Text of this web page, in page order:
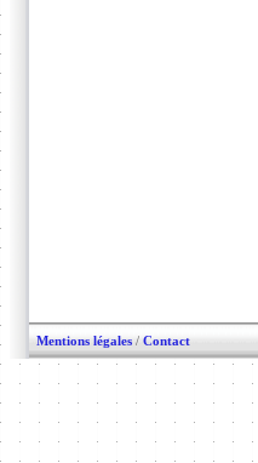
Mentions légales / Contact